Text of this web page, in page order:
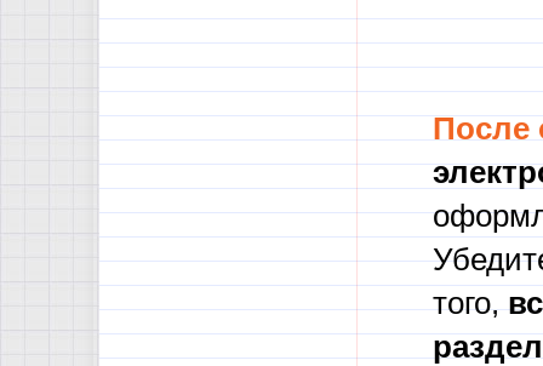
После
того,в